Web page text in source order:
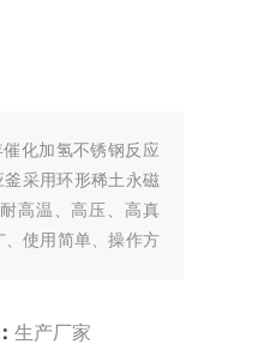
化加氢不锈钢反应
采用环形稀土永磁
高温、高压、高真
使用简单、操作方
生产厂家